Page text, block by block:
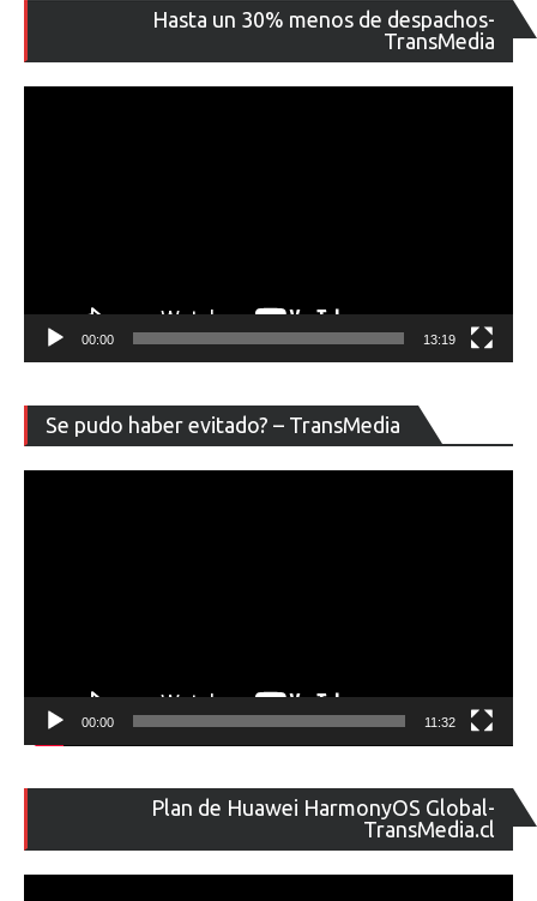
Hasta un 30% menos de despachos-
TransMedia
de
00:00 13:19
Se pudo haber evitado? – TransMedia
de
00:00 11:32
Plan de Huawei HarmonyOS Global-
TransMedia.cl
de